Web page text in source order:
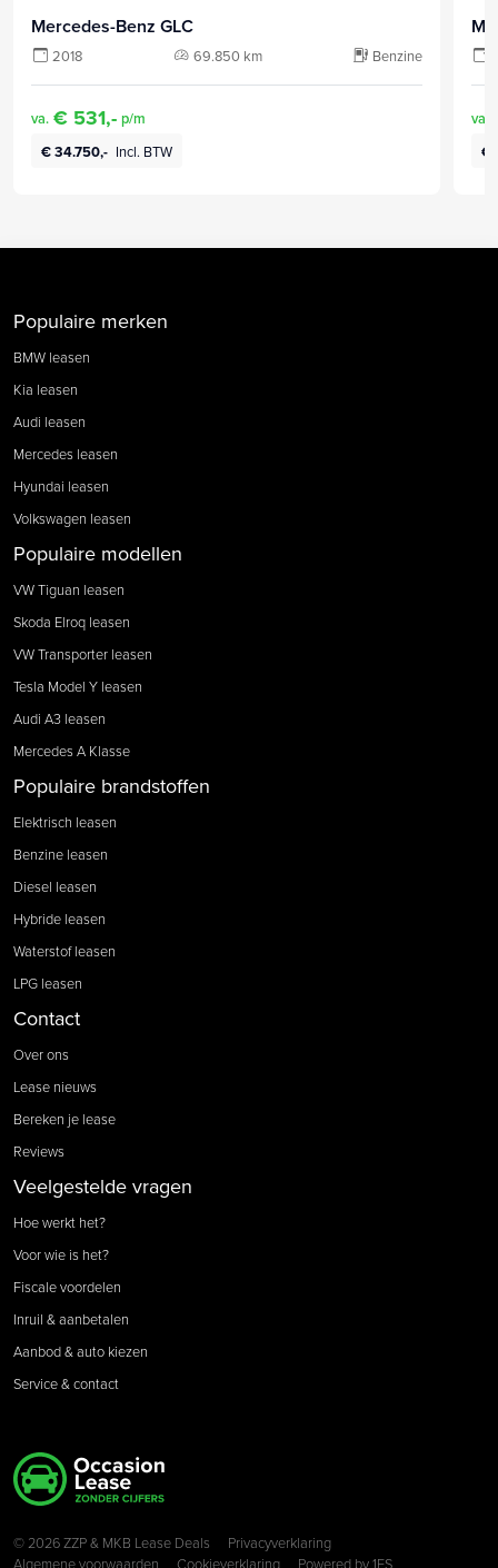
Mercedes-Benz GLC
2018 69.850 km Benzine
va. € 531,- p/m
€ 34.750,- Incl. BTW
va.
€
Populaire merken
BMW leasen
Kia leasen
Audi leasen
Mercedes leasen
Hyundai leasen
Volkswagen leasen
Populaire modellen
VW Tiguan leasen
Skoda Elroq leasen
VW Transporter leasen
Tesla Model Y leasen
Audi A3 leasen
Mercedes A Klasse
Populaire brandstoffen
Elektrisch leasen
Benzine leasen
Diesel leasen
Hybride leasen
Waterstof leasen
LPG leasen
Contact
Over ons
Lease nieuws
Bereken je lease
Reviews
Veelgestelde vragen
Hoe werkt het?
Voor wie is het?
Fiscale voordelen
Inruil & aanbetalen
Aanbod & auto kiezen
Service & contact
Copyright navigation
© 2026 ZZP & MKB Lease Deals
Privacyverklaring
Algemene voorwaarden
Cookieverklaring Powered by1FS